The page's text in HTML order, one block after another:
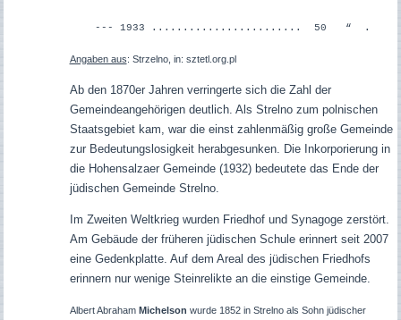
--- 1933 ........................ 50 “ .
Angaben aus: Strzelno, in: sztetl.org.pl
Ab den 1870er Jahren verringerte sich die Zahl der
Gemeindeangehörigen deutlich. Als Strelno zum polnischen
Staatsgebiet kam, war die einst zahlenmäßig große Gemeinde
zur Bedeutungslosigkeit herabgesunken. Die Inkorporierung in
die Hohensalzaer Gemeinde (1932) bedeutete das Ende der
jüdischen Gemeinde Strelno.
Im Zweiten Weltkrieg wurden Friedhof und Synagoge zerstört.
Am Gebäude der früheren jüdischen Schule erinnert seit 2007
eine Gedenkplatte. Auf dem Areal des jüdischen Friedhofs
erinnern nur wenige Steinrelikte an die einstige Gemeinde.
Albert Abraham Michelson wurde 1852 in Strelno als Sohn jüdischer